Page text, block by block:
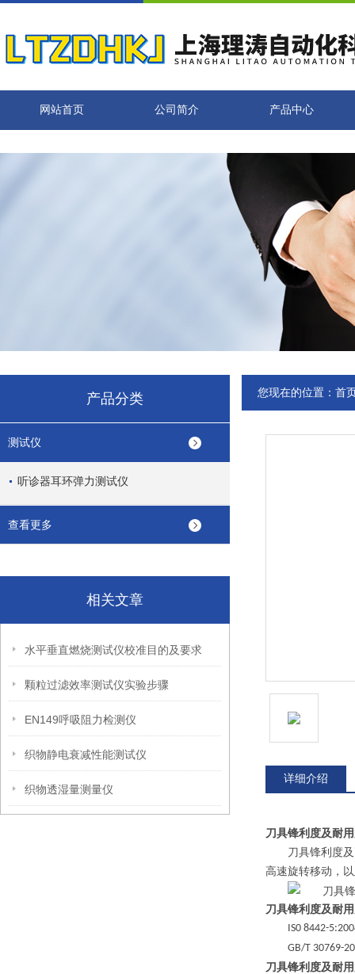
网站首页 公司简介 产品中心
产品分类
测试仪
听诊器耳环弹力测试仪
查看更多
相关文章
水平垂直燃烧测试仪校准目的及要求
颗粒过滤效率测试仪实验步骤
EN149呼吸阻力检测仪
织物静电衰减性能测试仪
织物透湿量测量仪
您现在的位置： 首
详细介绍
刀具锋利度及耐
刀具锋利度
高速旋转移动，
刀具锋利度及耐
IS0 8442-
GB/T 30769-
刀具锋利度及耐